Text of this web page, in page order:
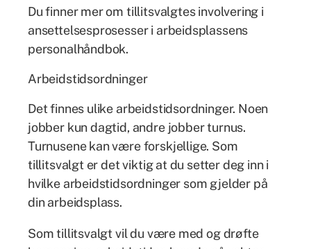
Du finner mer om tillitsvalgtes involvering i
ansettelsesprosesser i arbeidsplassens
personalhåndbok.
Arbeidstidsordninger
Det finnes ulike arbeidstidsordninger. Noen
jobber kun dagtid, andre jobber turnus.
Turnusene kan være forskjellige. Som
tillitsvalgt er det viktig at du setter deg inn i
hvilke arbeidstidsordninger som gjelder på
din arbeidsplass.
Som tillitsvalgt vil du være med og drøfte